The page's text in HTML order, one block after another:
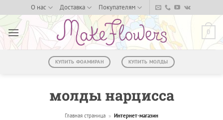
to
content
О нас Доставка Покупателям
0
КУПИТЬ ФОАМИРАН КУПИТЬ МОЛДЫ
молды нарцисса
Главная страница » Интернет-магазин